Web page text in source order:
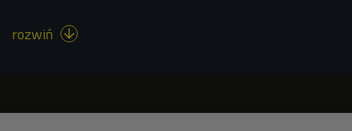
rozwiń 